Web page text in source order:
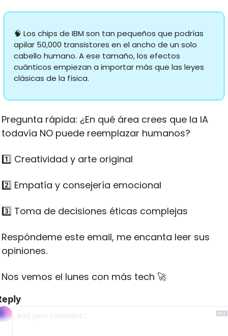
🧠 Los chips de IBM son tan pequeños que podrías
apilar 50,000 transistores en el ancho de un solo
cabello humano. A ese tamaño, los efectos
cuánticos empiezan a importar más que las leyes
clásicas de la física.
Pregunta rápida: ¿En qué área crees que la IA
todavía NO puede reemplazar humanos?
1️⃣ Creatividad y arte original
2️⃣ Empatía y consejería emocional
3️⃣ Toma de decisiones éticas complejas
Respóndeme este email, me encanta leer sus
opiniones.
Nos vemos el lunes con más tech 🚀